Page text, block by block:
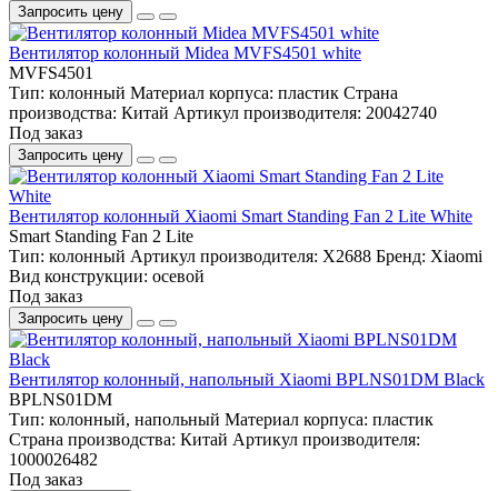
Запросить цену
Вентилятор колонный Midea MVFS4501 white
MVFS4501
Тип: колонный Материал корпуса: пластик Страна
производства: Китай Артикул производителя: 20042740
Под заказ
Запросить цену
Вентилятор колонный Xiaomi Smart Standing Fan 2 Lite White
Smart Standing Fan 2 Lite
Тип: колонный Артикул производителя: X2688 Бренд: Xiaomi
Вид конструкции: осевой
Под заказ
Запросить цену
Вентилятор колонный, напольный Xiaomi BPLNS01DM Black
BPLNS01DM
Тип: колонный, напольный Материал корпуса: пластик
Страна производства: Китай Артикул производителя:
1000026482
Под заказ